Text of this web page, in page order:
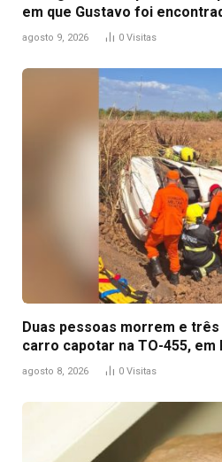
em que Gustavo foi
agosto 9, 2026 0 Visitas
Duas pessoas morrem e
carro capotar na TO-455, em
agosto 8, 2026 0 Visitas